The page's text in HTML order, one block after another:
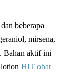
beberapa
mirsena,
Bahan aktif ini
HIT obat